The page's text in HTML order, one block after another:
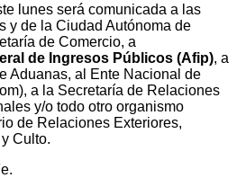
lunes será comunicada a las
y de la Ciudad Autónoma de
de Comercio, a
de Ingresos Públicos (Afip), a
Aduanas, al Ente Nacional de
a la Secretaría de Relaciones
y/o todo otro organismo
de Relaciones Exteriores,
Culto.